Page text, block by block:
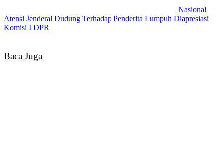
Nasional
Atensi Jenderal Dudung Terhadap Penderita Lumpuh Diapresiasi
Komisi I DPR
Baca Juga